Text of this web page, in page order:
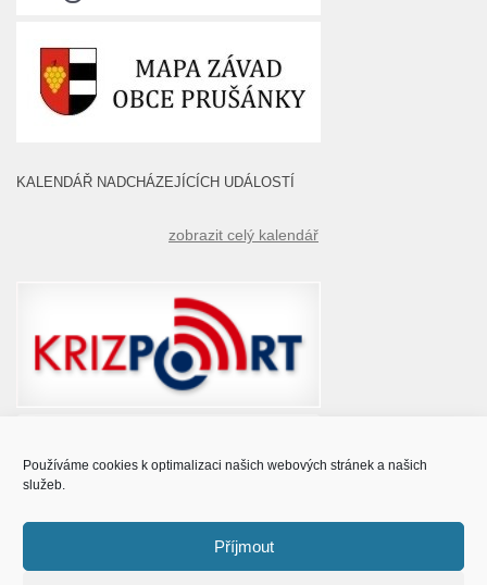
Používáme cookies k optimalizaci našich webových stránek a našich
služeb.
Příjmout
KALENDÁŘ NADCHÁZEJÍCÍCH UDÁLOSTÍ
zobrazit celý kalendář